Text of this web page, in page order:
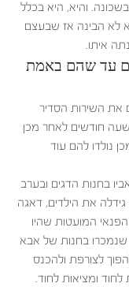
והיא, היא בכלל
לא הבינה אז שבעצם
איתו.
עד שהם באמת
והוא סיים את השירות הסדיר
חודשים לאחר מכן
נולדו להם עוד
בחנות הדגים ובערב
את הילדים, דאגה
המועטות שהיו
בחנות של אבא
לצורפת ולהכנס
ומציאות לחוד.